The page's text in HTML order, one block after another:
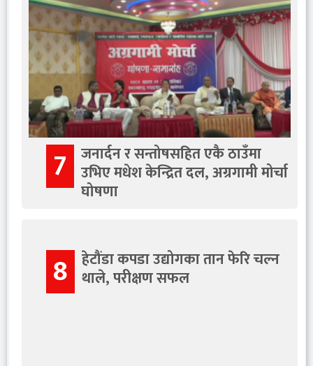
7 जनार्दन र सन्तोषसहित एकै ठाउँमा
उभिए मधेश केन्द्रित दल, अग्रगामी मोर्चा
घोषणा
8 हेटौंडा कपडा उद्योगका तान फेरि चल्न
थाले, परीक्षण सफल